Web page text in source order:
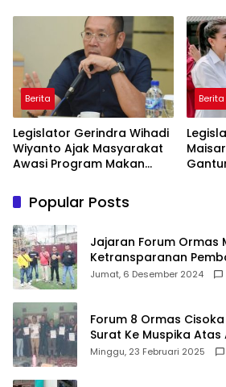
Masyarakat
Di
Berita
Legislator Gerindra Wihadi
Wiyanto Ajak Masyarakat
Awasi Program Makan
Sasaran
Berita
Popular Posts
Jajaran Forum Ormas
Ketransparanan
Damkar Di Kecamatan
Jumat, 6 Desember 2024
Forum 8 Ormas
Surat Ke Muspika
Matel di Cisoka
Minggu, 23 Februari 2025